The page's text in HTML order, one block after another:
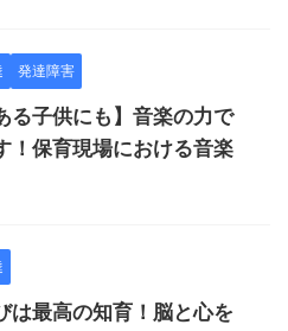
発達障害
る子供にも】音楽の力で
！保育現場における音楽
は最高の知育！脳と心を